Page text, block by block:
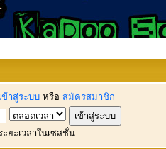
เข้าสู่ระบบ หรือ สมัครสมาชิก
ยะเวลาในเซสชั่น